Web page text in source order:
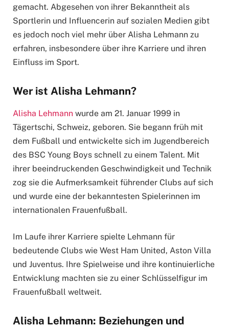
gemacht. Abgesehen von ihrer Bekanntheit als
Sportlerin und Influencerin auf sozialen Medien gibt
es jedoch noch viel mehr über Alisha Lehmann zu
erfahren, insbesondere über ihre Karriere und ihren
Einfluss im Sport.
Wer ist Alisha Lehmann?
Alisha Lehmann wurde am 21. Januar 1999 in
Tägertschi, Schweiz, geboren. Sie begann früh mit
dem Fußball und entwickelte sich im Jugendbereich
des BSC Young Boys schnell zu einem Talent. Mit
ihrer beeindruckenden Geschwindigkeit und Technik
zog sie die Aufmerksamkeit führender Clubs auf sich
und wurde eine der bekanntesten Spielerinnen im
internationalen Frauenfußball.
Im Laufe ihrer Karriere spielte Lehmann für
bedeutende Clubs wie West Ham United, Aston Villa
und Juventus. Ihre Spielweise und ihre kontinuierliche
Entwicklung machten sie zu einer Schlüsselfigur im
Frauenfußball weltweit.
Alisha Lehmann: Beziehungen und